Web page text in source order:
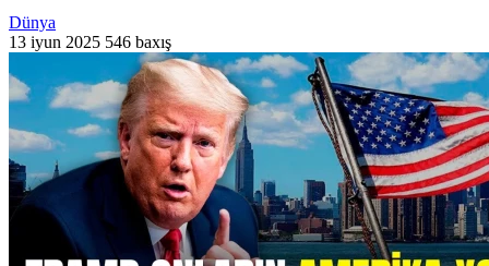
Dünya
13 iyun 2025 546 baxış